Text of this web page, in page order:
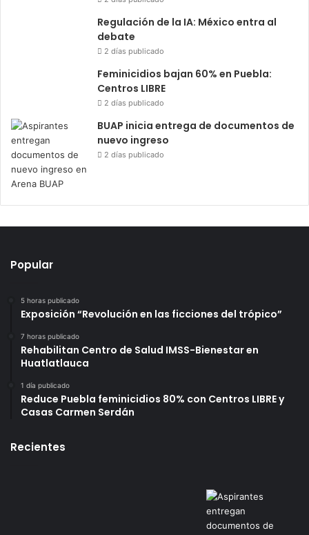
Regulación de la IA: México entra al
debate
2 días publicado
Feminicidios bajan 60% en Puebla:
Centros LIBRE
2 días publicado
BUAP inicia entrega de documentos de
nuevo ingreso
2 días publicado
Popular
5 horas publicado
Exposición “Revolución en las ficciones del trópico”
7 horas publicado
Rehabilitan Centro de Salud IMSS-Bienestar en
Huatlatlauca
1 día publicado
Reduce Puebla feminicidios 80% con Centros LIBRE y
Casas Carmen Serdán
Recientes